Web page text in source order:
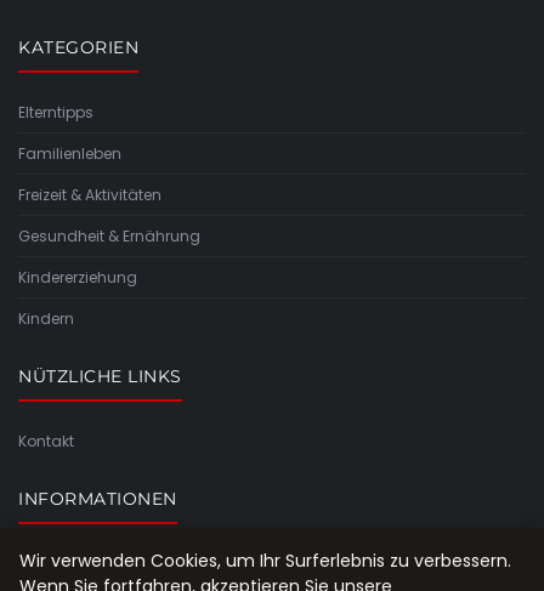
KATEGORIEN
Elterntipps
Familienleben
Freizeit & Aktivitäten
Gesundheit & Ernährung
Kindererziehung
Kindern
NÜTZLICHE LINKS
Kontakt
INFORMATIONEN
Seitenübersicht
Wir verwenden Cookies, um Ihr Surferlebnis zu verbessern.
Wenn Sie fortfahren, akzeptieren Sie unsere